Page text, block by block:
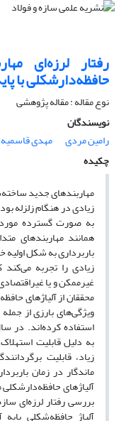
رفتار لرزه‌ای
حافظه‌دارشکلی با
نوع مقاله : مقاله پژوهشی
نویسندگان
رامین مردی
مهدی قاسمیه
چکیده
مهاربندهای جدید
زیادی در هنگام زلزله
به صورت گسترده مورد
همانند مهاربندهای
باربرداری به شکل اولیه
زیادی را تجربه
غیرممکن و یا
محققان از آلیاژهای
ویژگی‌های بارزی از
استفاده کرده‌اند. در
به دلیل قابلیت
زیاد، قابلیت
ماندگار در زمان
آلیاژهای
بررسی رفتار لرزه‌ای
آلیاژ حافظه‌شکلی